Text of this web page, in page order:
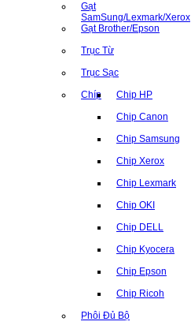
Gạt
SamSung/Lexmark/Xerox
Gạt Brother/Epson
Trục Từ
Trục Sạc
Chíp Chip HP
Chip Canon
Chip Samsung
Chip Xerox
Chip Lexmark
Chip OKI
Chip DELL
Chip Kyocera
Chip Epson
Chip Ricoh
Phôi Đủ Bộ